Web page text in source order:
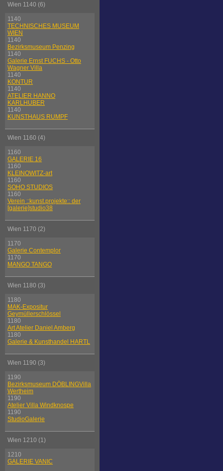
Wien 1140 (6)
1140
TECHNISCHES MUSEUM
WIEN
1140
Bezirksmuseum Penzing
1140
Galerie Ernst FUCHS - Otto
Wagner Villa
1140
KONTUR
1140
ATELIER HANNO
KARLHUBER
1140
KUNSTHAUS RUMPF
Wien 1160 (4)
1160
GALERIE 16
1160
KLEINOWITZ-art
1160
SOHO STUDIOS
1160
Verein ::kunst.projekte:: der
[galerie]studio38
Wien 1170 (2)
1170
Galerie Contemplor
1170
MANGO TANGO
Wien 1180 (3)
1180
MAK-Expositur
Geymüllerschlössel
1180
Art Atelier Daniel Amberg
1180
Galerie & Kunsthandel HARTL
Wien 1190 (3)
1190
Bezirksmuseum DÖBLINGVilla
Wertheim
1190
Atelier Villa Windknospe
1190
StudioGalerie
Wien 1210 (1)
1210
GALERIE VANIC